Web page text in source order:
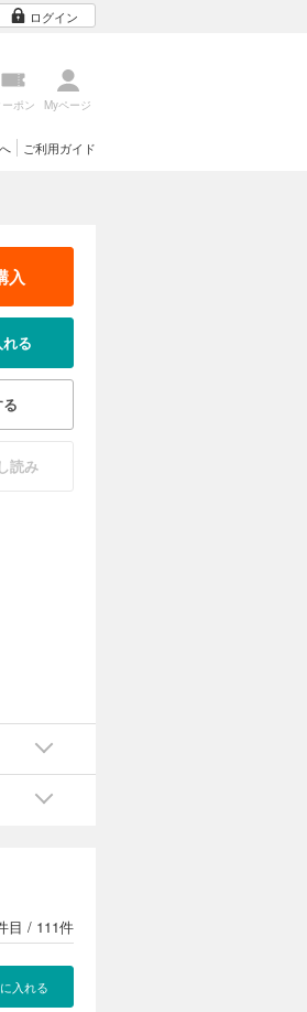
ログイン
ーポン Myページ
ご利用ガイド
入
る
読み
目 / 111件
入れる